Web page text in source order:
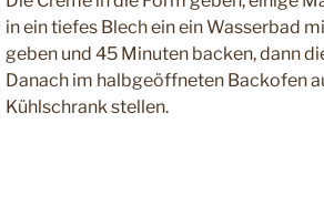
in ein tiefes Blech ein ein Wasserbad
geben und 45 Minuten backen, dann
Danach im halbgeöffneten Backofen
Kühlschrank stellen.